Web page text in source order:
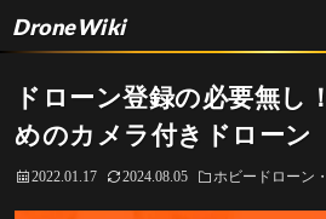
DroneWiki
ドローン登録の必要無し
めのカメラ付きドローン
2022.01.17 2024.08.05 ホビードローン